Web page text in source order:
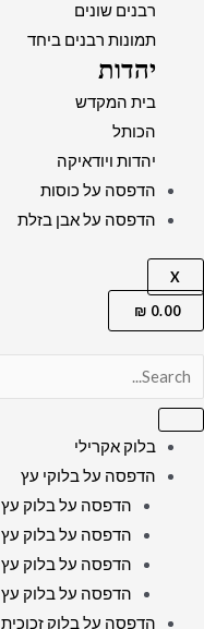
רבנים שונים
תמונות רבנים ביחד
יהדות
בית המקדש
הכותל
יהדות ויודאיקה
הדפסה על כוסות
הדפסה על אבן בזלת
X
0.00
₪
בלוק אקרילי
הדפסה על בלוקי עץ
הדפסה על בלוק עץ 10X10 ס"מ
הדפסה על בלוק עץ 10X15 ס"מ
הדפסה על בלוק עץ 15X15 ס"מ
הדפסה על בלוק עץ 15X20 ס”מ
הדפסה על בלוק זכוכית